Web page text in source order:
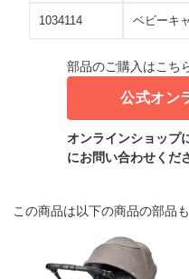
1034114 ベビーキ
部品のご購入はこち
公式オン
オンラインショップ
にお問い合わせくだ
この商品は以下の商品の部品